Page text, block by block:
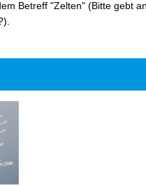
Betreff "Zelten" (Bitte gebt